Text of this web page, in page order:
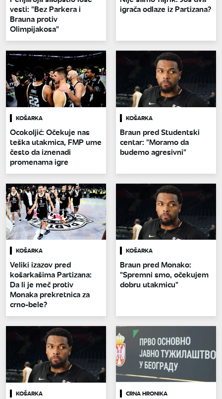
vesti: "Bez Parkera i
Brauna protiv
Olimpijakosa"
igrača odlaze iz Partizana?
KOŠARKA
Ocokoljić: Očekuje nas
teška utakmica, FMP ume
često da iznenadi
promenama igre
KOŠARKA
Braun pred Studentski
centar: "Moramo da
budemo agresivni"
KOŠARKA
Veliki izazov pred
košarkašima Partizana:
Da li je meč protiv
Monaka prekretnica za
crno-bele?
KOŠARKA
Braun pred Monako:
"Spremni smo, očekujem
dobru utakmicu"
KOŠARKA CRNA HRONIKA